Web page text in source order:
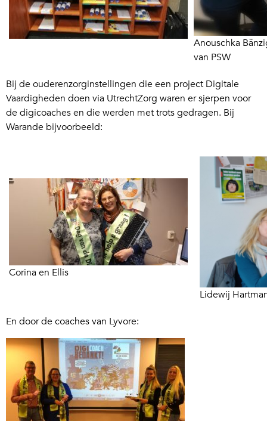
Anouschka
van PSW
Bij de ouderenzorginstellingen die een project Digitale
Vaardigheden doen via UtrechtZorg waren er sjerpen voor
de digicoaches en die werden met trots gedragen. Bij
Warande bijvoorbeeld:
Corina en Ellis
Lidewij
En door de coaches van Lyvore: